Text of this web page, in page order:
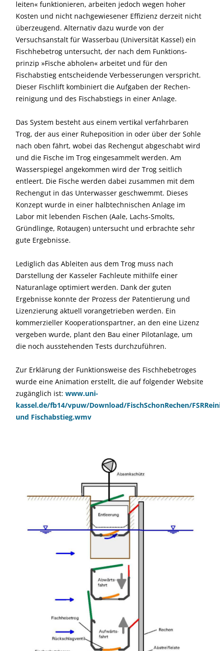
leiten« funktionieren, arbeiten jedoch wegen hoher
Kosten und nicht nachgewiesener Effizienz derzeit nicht
überzeugend. Alternativ dazu wurde von der
Versuchsanstalt für Wasserbau (Universität Kassel) ein
Fischhebe­trog untersucht, der nach dem Funktions­
prinzip »Fische abholen« arbeitet und für den
Fischabstieg entscheidende Verbesserungen verspricht.
Dieser Fischlift kombiniert die Aufgaben der Rechen­
reinigung und des Fisch­abstiegs in einer Anlage.
Das System besteht aus einem vertikal verfahrbaren
Trog, der aus einer Ruheposition in oder über der Sohle
nach oben fährt, wobei das Rechengut abgeschabt wird
und die Fische im Trog eingesammelt werden. Am
Wasserspiegel angekommen wird der Trog seitlich
entleert. Die Fische werden dabei zusammen mit dem
Rechengut in das Unterwasser geschwemmt. Dieses
Konzept wurde in einer halbtechnischen Anlage im
Labor mit lebenden Fischen (Aale, Lachs-Smolts,
Gründlinge, Rotaugen) untersucht und erbrachte sehr
gute Ergebnisse.
Lediglich das Ableiten aus dem Trog muss nach
Darstellung der Kasseler Fachleute mithilfe einer
Naturanlage optimiert werden. Dank der guten
Ergebnisse konnte der Prozess der Patentierung und
Lizenzierung aktuell vorangetrieben werden. Ein
kommerzieller Kooperationspartner, an den eine Lizenz
vergeben wurde, plant den Bau einer Pilotanlage, um
die noch ausstehenden Tests durchzuführen.
Zur Erklärung der Funktionsweise des Fischhebetroges
wurde eine Animation erstellt, die auf folgender Website
zugänglich ist: www.uni-
kassel.de/fb14/vpuw/Download/FischSchonRechen/
und Fischabstieg.wmv